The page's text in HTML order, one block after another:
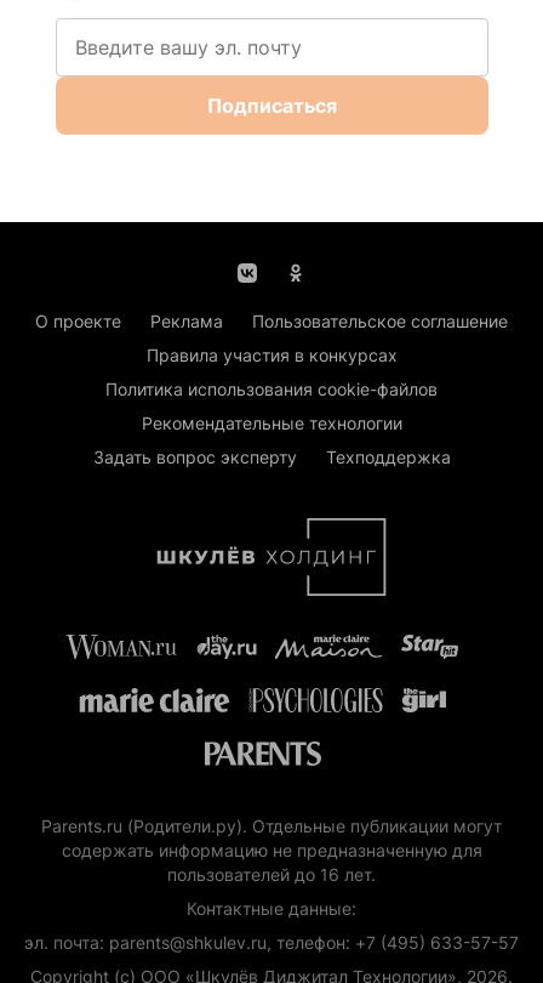
Подписаться
О проекте Реклама
Пользовательское соглашение
Правила участия в конкурсах
Политика использования cookie-файлов
Рекомендательные технологии
Задать вопрос эксперту
Техподдержка
Parents.ru (Родители.ру). Отдельные публикации могут
содержать информацию не предназначенную для
пользователей до 16 лет.
Контактные данные:
эл. почта: parents@shkulev.ru, телефон: +7 (495) 633-57-57
Copyright (с) ООО «Шкулёв Диджитал Технологии», 2026.